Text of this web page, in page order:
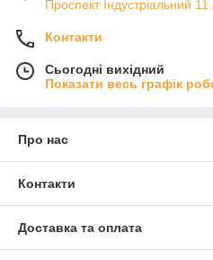
Проспект Індустріальний
Контакти
Сьогодні вихідний
Показати весь графік
Про нас
Контакти
Доставка та оплата